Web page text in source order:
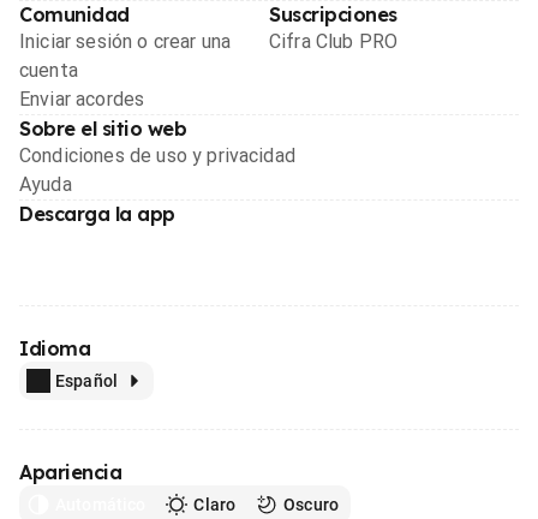
Comunidad
Iniciar sesión o crear una
cuenta
Enviar acordes
Suscripciones
Cifra Club PRO
Sobre el sitio web
Condiciones de uso y privacidad
Ayuda
Descarga la app
Idioma
Español
Apariencia
Claro Oscuro